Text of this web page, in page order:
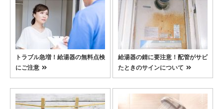
トラブル急増！給湯器の無料点検
にご注意
給湯器の錆に要注意！配管がサビ
たときのサインについて